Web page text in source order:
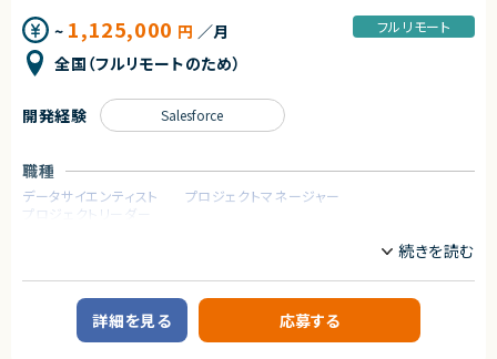
・AIを活用してWebアプリケーションを開発した経験
・自然言語処理を使用したモデル開発などの業務経験
・FastAPI の使用した開発経験
・Rust、C#、Java、Goなどの静的型付け言語の経験
【歓迎スキル】
契約形態
業務委託(準委任契約)
エージェントから
★少人数精鋭チーム
~ 1,125,000 円 ／月
全国（フルリモートのため）
フルリモート
職種
データサイエンティスト
プロジェクトマネージャー
プロジェクトリーダー
【案件概要】
大阪を拠点とする大手不動産関連企業の営業システム（会計領域／Salesf
orceベース）開発プロジェクトにおいて、
元請けチームに参画いただけるコンサルタントを募集しています。
現在、元請け側では3名が参画中です。
開発経験 Salesforce
詳細を見る 応募する